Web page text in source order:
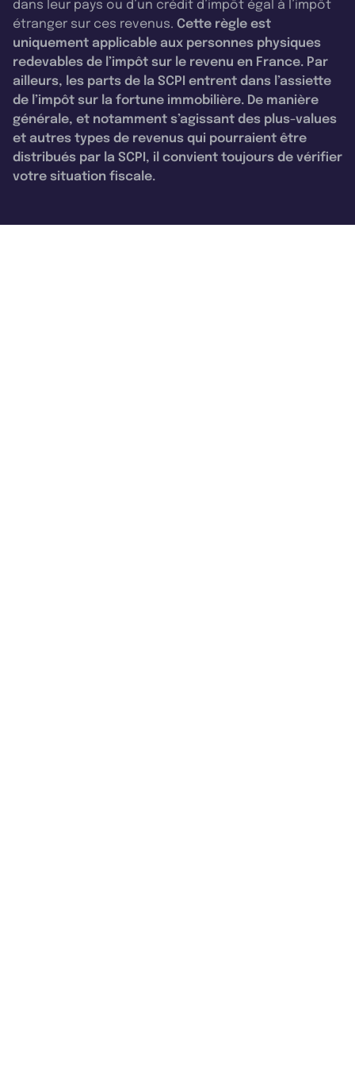
dans leur pays ou d’un crédit d’impôt égal à l’impôt
étranger sur ces revenus. Cette règle est
uniquement applicable aux personnes physiques
redevables de l’impôt sur le revenu en France. Par
ailleurs, les parts de la SCPI entrent dans l’assiette
de l’impôt sur la fortune immobilière. De manière
générale, et notamment s’agissant des plus-values
et autres types de revenus qui pourraient être
distribués par la SCPI, il convient toujours de vérifier
votre situation fiscale.